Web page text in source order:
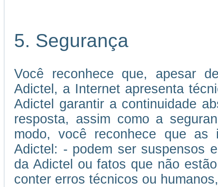
5. Segurança
Você reconhece que, apesar
Adictel, a Internet apresenta
Adictel garantir a continuidade
resposta, assim como a
modo, você reconhece que as
Adictel: - podem ser suspensos
da Adictel ou fatos que não
conter erros técnicos ou